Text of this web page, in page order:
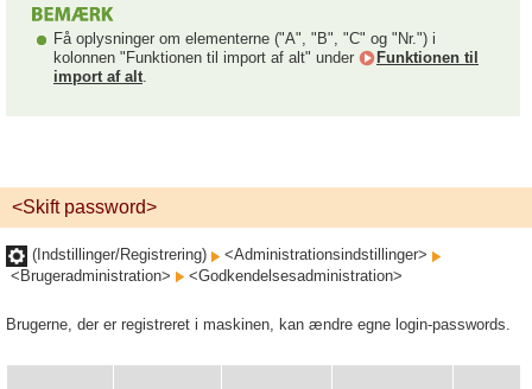
Få oplysninger om elementerne ("A", "B", "C" og "Nr.") i
kolonnen "Funktionen til import af alt" under
Funktionen til
import af alt.
<Skift password>
(Indstillinger/Registrering)
<Administrationsindstillinger>
<Brugeradministration>
<Godkendelsesadministration>
Brugerne, der er registreret i maskinen, kan ændre egne login-passwords.